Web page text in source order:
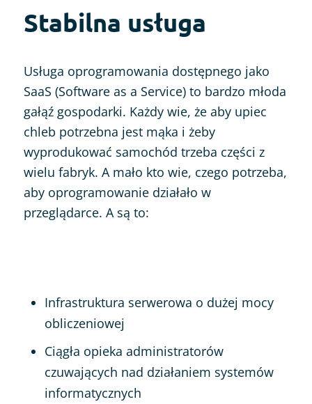
Stabilna usługa
Usługa oprogramowania dostępnego jako
SaaS (Software as a Service) to bardzo młoda
gałąź gospodarki. Każdy wie, że aby upiec
chleb potrzebna jest mąka i żeby
wyprodukować samochód trzeba części z
wielu fabryk. A mało kto wie, czego potrzeba,
aby oprogramowanie działało w
przeglądarce. A są to:
Infrastruktura serwerowa o dużej mocy
obliczeniowej
Ciągła opieka administratorów
czuwających nad działaniem systemów
informatycznych